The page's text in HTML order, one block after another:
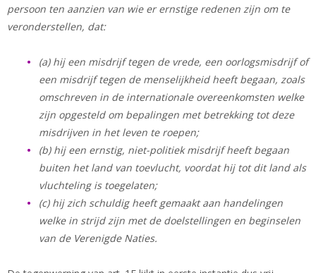
persoon ten aanzien van wie er ernstige redenen zijn om te
veronderstellen, dat:
(a) hij een misdrijf tegen de vrede, een oorlogsmisdrijf of
een misdrijf tegen de menselijkheid heeft begaan, zoals
omschreven in de internationale overeenkomsten welke
zijn opgesteld om bepalingen met betrekking tot deze
misdrijven in het leven te roepen;
(b) hij een ernstig, niet-politiek misdrijf heeft begaan
buiten het land van toevlucht, voordat hij tot dit land als
vluchteling is toegelaten;
(c) hij zich schuldig heeft gemaakt aan handelingen
welke in strijd zijn met de doelstellingen en beginselen
van de Verenigde Naties.